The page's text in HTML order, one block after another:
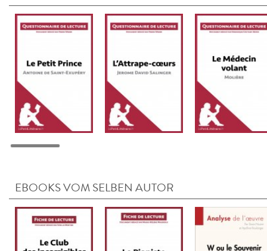
EBOOKS VOM SELBEN AUTOR